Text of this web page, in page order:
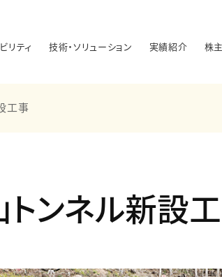
リティ 技術・ソリューション 実績紹介 株
工事
ンネル新設